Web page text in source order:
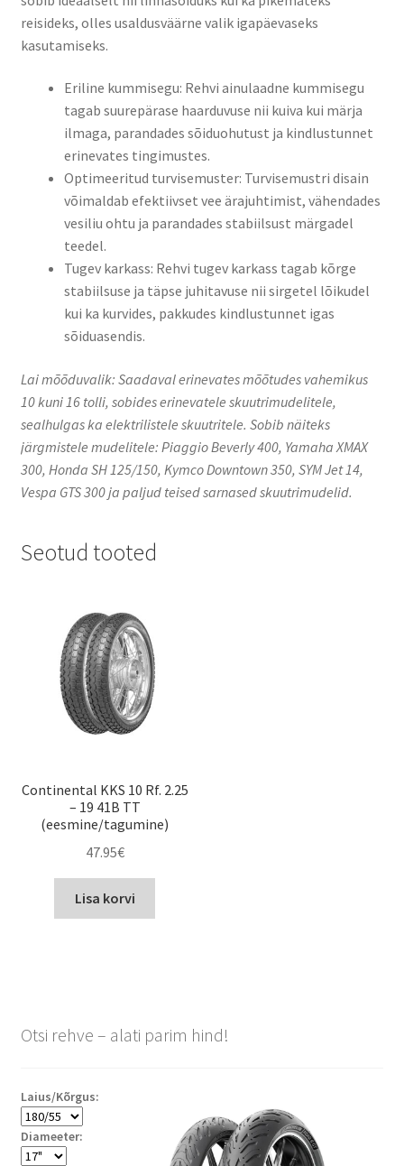
reisideks, olles usaldusväärne valik igapäevaseks
kasutamiseks.​
Eriline kummisegu: Rehvi ainulaadne kummisegu
tagab suurepärase haarduvuse nii kuiva kui märja
ilmaga, parandades sõiduohutust ja kindlustunnet
erinevates tingimustes.
Optimeeritud turvisemuster: Turvisemustri disain
võimaldab efektiivset vee ärajuhtimist, vähendades
vesiliu ohtu ja parandades stabiilsust märgadel
teedel.
Tugev karkass: Rehvi tugev karkass tagab kõrge
stabiilsuse ja täpse juhitavuse nii sirgetel lõikudel
kui ka kurvides, pakkudes kindlustunnet igas
sõiduasendis.
Lai mõõduvalik: Saadaval erinevates mõõtudes vahemikus
10 kuni 16 tolli, sobides erinevatele skuutrimudelitele,
sealhulgas ka elektrilistele skuutritele. ​Sobib näiteks
järgmistele mudelitele: Piaggio Beverly 400, Yamaha XMAX
300, Honda SH 125/150, Kymco Downtown 350, SYM Jet 14,
Vespa GTS 300 ja paljud teised sarnased skuutrimudelid.
Seotud tooted
Continental KKS 10 Rf. 2.25
– 19 41B TT
(eesmine/tagumine)
47.95€
Lisa korvi
Otsi rehve – alati parim hind!
Laius/Kõrgus:
Diameeter: